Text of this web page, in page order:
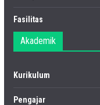
Fasilitas
Akademik
Kurikulum
Pengajar